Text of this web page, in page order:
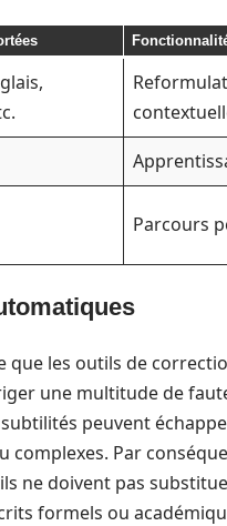
Parcours
les outils de
une multitude de
peuvent
Par
ne doivent pas
formels ou